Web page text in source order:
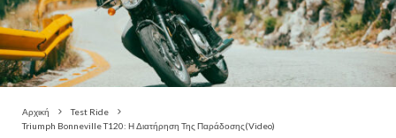
Αρχική
Test Ride
Triumph Bonneville T120: Η Διατήρηση Της Παράδοσης(Video)